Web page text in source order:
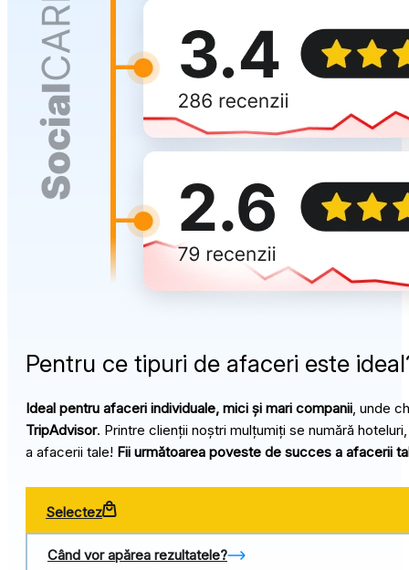
Pentru ce tipuri de afaceri este
Ideal pentru afaceri individuale, mici și mari companii, unde
TripAdvisor. Printre clienții noștri mulțumiți se numără
a afacerii tale! Fii următoarea poveste de succes a afacerii
Selectez
Când vor apărea rezultatele?